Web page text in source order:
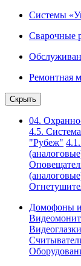
Системы
Сварочные
Ремонтная
Скрыть
04.
4.5.
"Рубеж"
Домофоны
Видеоглазки